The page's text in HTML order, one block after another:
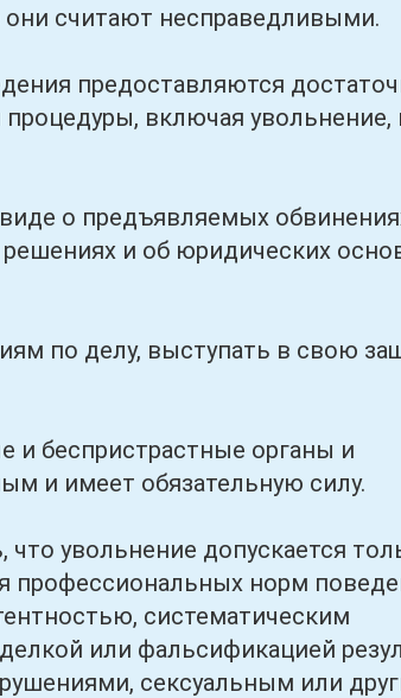
они считают несправедливыми.
предоставляются
включая увольнение,
о предъявляемых
и об юридических
по делу, выступать в свою
беспристрастные органы и
и имеет обязательную силу.
увольнение допускается
норм
систематическим
или фальсификацией
сексуальным или